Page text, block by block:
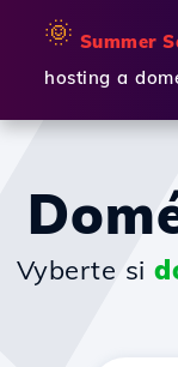
🌞 Summer
hosting a
Vyberte si